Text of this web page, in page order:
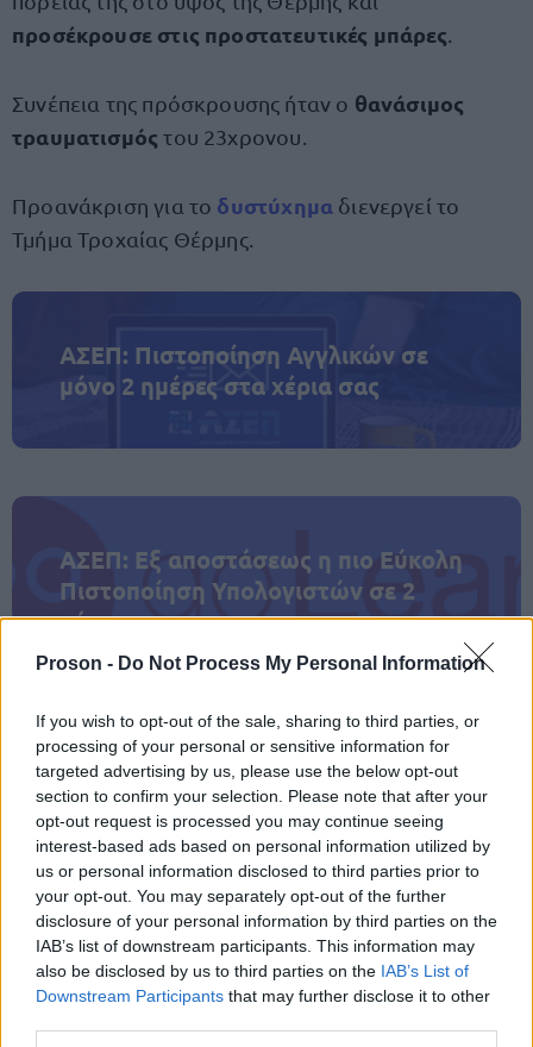
Proson - Do Not Process My Personal Information
If you wish to opt-out of the sale, sharing to third parties, or
processing of your personal or sensitive information for
targeted advertising by us, please use the below opt-out
section to confirm your selection. Please note that after your
opt-out request is processed you may continue seeing
interest-based ads based on personal information utilized by
us or personal information disclosed to third parties prior to
your opt-out. You may separately opt-out of the further
disclosure of your personal information by third parties on the
IAB’s list of downstream participants. This information may
also be disclosed by us to third parties on the IAB’s List of
Downstream Participants that may further disclose it to other
προσέκρουσε στις προστατευτικές μπάρες
Συνέπεια της πρόσκρουσης ήταν ο θανάσιμος
τραυματισμός του 23χρονου.
Προανάκριση για το δυστύχημα διενεργεί το
Τμήμα Τροχαίας Θέρμης.
ΑΣΕΠ: Πιστοποίηση Αγγλικών σε
μόνο 2 ημέρες στα χέρια σας
ΑΣΕΠ: Εξ αποστάσεως η πιο Εύκολη
Πιστοποίηση Υπολογιστών σε 2
μέρες
Μάθε πρώτος όλες τις σημαντικές
ειδήσεις.
Βάλε το proson.gr στα αποτελέσματα
αναζήτησης της Google
Δημοφιλείς Ειδήσεις